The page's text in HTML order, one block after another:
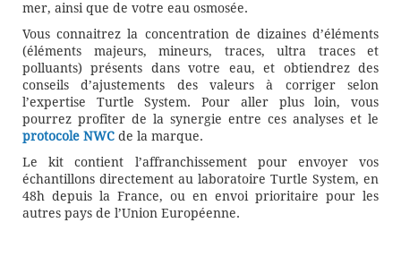
mer, ainsi que de votre eau osmosée.
Vous connaitrez la concentration de dizaines d’éléments
(éléments majeurs, mineurs, traces, ultra traces et
polluants) présents dans votre eau, et obtiendrez des
conseils d’ajustements des valeurs à corriger selon
l’expertise Turtle System. Pour aller plus loin, vous
pourrez profiter de la synergie entre ces analyses et le
protocole NWC de la marque.
Le kit contient l’affranchissement pour envoyer vos
échantillons directement au laboratoire Turtle System, en
48h depuis la France, ou en envoi prioritaire pour les
autres pays de l’Union Européenne.